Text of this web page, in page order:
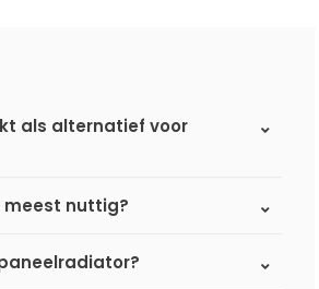
als alternatief voor
meest nuttig?